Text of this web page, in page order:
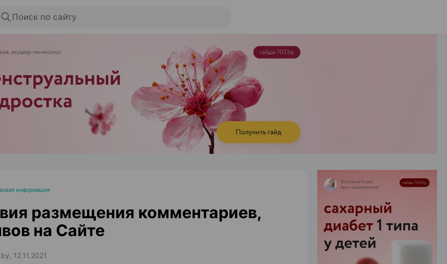
Поиск по сайту
ЭФФЕКТИВНАЯ РЕКЛАМА НА САЙТЕ
информация
размещения комментариев,
на Сайте
12.11.2021